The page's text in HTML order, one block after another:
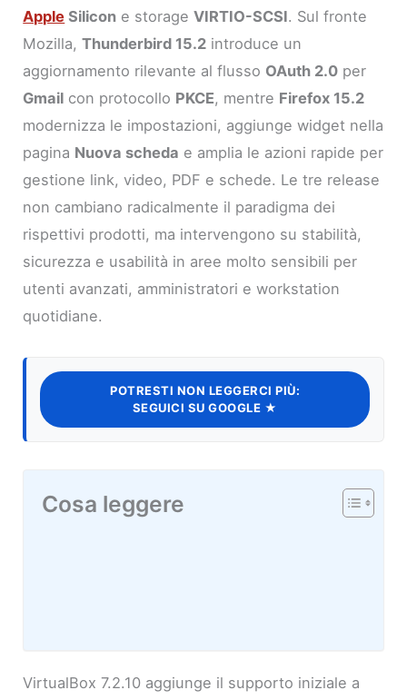
Apple Silicon e storageVIRTIO-SCSI. Sul fronte
Mozilla,Thunderbird 15.2 introduce un
aggiornamento rilevante al flusso OAuth 2.0 per
Gmail con protocollo PKCE, mentre Firefox 15.2
modernizza le impostazioni, aggiunge widget nella
pagina Nuova scheda e amplia le azioni rapide per
gestione link, video, PDF e schede. Le tre release
non cambiano radicalmente il paradigma dei
rispettivi prodotti, ma intervengono su stabilità,
sicurezza e usabilità in aree molto sensibili per
utenti avanzati, amministratori e workstation
quotidiane.
POTRESTI NON LEGGERCI PIÙ:
SEGUICI SU GOOGLE ★
Cosa leggere
VirtualBox 7.2.10 aggiunge il supporto iniziale a